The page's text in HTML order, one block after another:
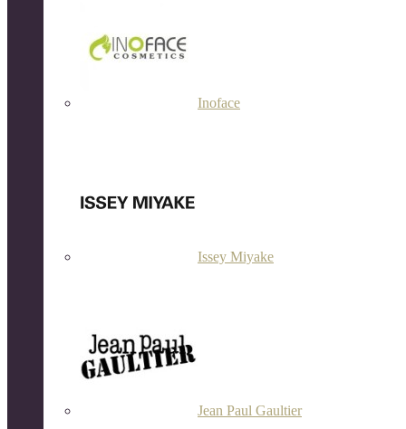
Inoface
Issey Miyake
Jean Paul Gaultier